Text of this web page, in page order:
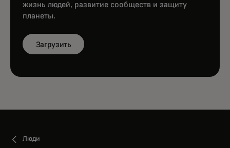
жизнь людей, развитие сообществ и защиту
планеты.
Загрузить
Люди